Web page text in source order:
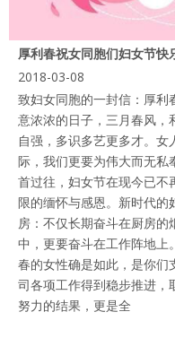
厚利春祝女同胞们妇女节快
2018-03-08
致妇女同胞的一封信：厚
意浓浓的日子，三月春风，
自强，多识多艺更多才。女
际，我们更要为伟大而无私
首过往，妇女节在现今已不
限的缅怀与感恩。新时代的
房：不仅长期奋斗在厨房
中，更要奋斗在工作阵地上
春的女性确是如此，是你们
司各项工作得到稳步推进，
努力的结果，更是全